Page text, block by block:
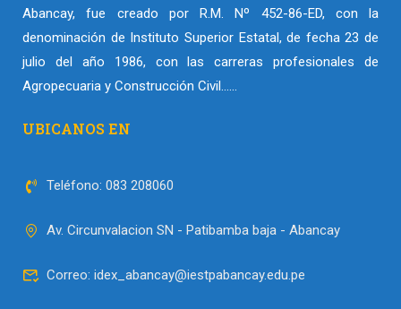
Abancay, fue creado por R.M. Nº 452-86-ED, con la
denominación de Instituto Superior Estatal, de fecha 23 de
julio del año 1986, con las carreras profesionales de
Agropecuaria y Construcción Civil……
UBICANOS EN
Teléfono: 083 208060
Av. Circunvalacion SN - Patibamba baja - Abancay
Correo: idex_abancay@iestpabancay.edu.pe